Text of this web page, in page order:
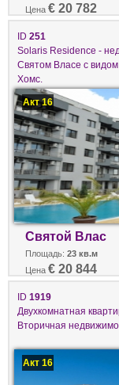
Цена € 20 782
ID 251
Solaris Residence -
Святом Власе с видом
Хомс.
Акт 16
Святой Влас
Площадь: 23 кв.м
Цена € 20 844
ID 1919
Двухкомнатная
Вторичная
Акт 16